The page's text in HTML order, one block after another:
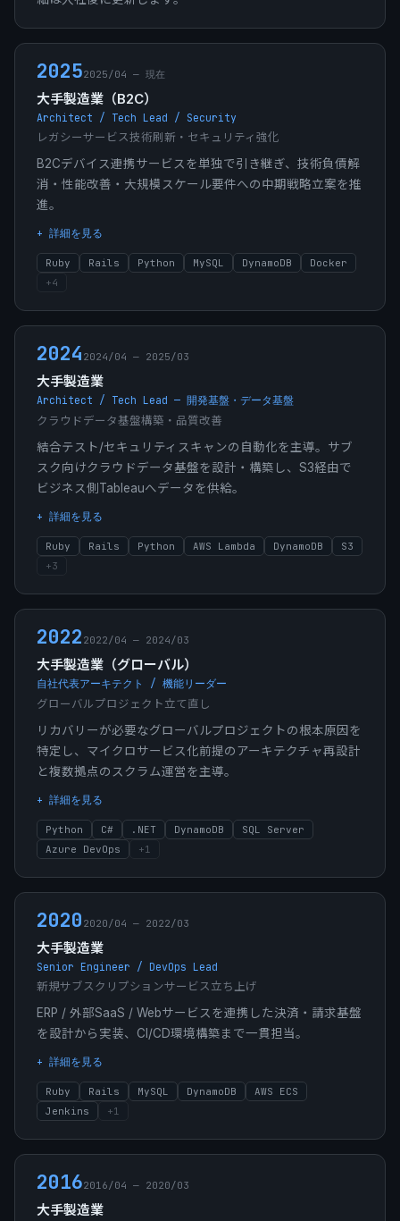
20252025/04 — 現在
大手製造業（B2C）
Architect / Tech Lead / Security
レガシーサービス技術刷新・セキュリティ強化
B2Cデバイス連携サービスを単独で引き継ぎ、技術負債解
消・性能改善・大規模スケール要件への中期戦略立案を推
進。
+ 詳細を見る
Ruby Rails Python MySQL DynamoDB
Docker
+4
2024 2024/04 — 2025/03
大手製造業
Architect / Tech Lead — 開発基盤・データ基盤
クラウドデータ基盤構築・品質改善
結合テスト/セキュリティスキャンの自動化を主導。サブ
スク向けクラウドデータ基盤を設計・構築し、S3経由で
ビジネス側Tableauへデータを供給。
+ 詳細を見る
Ruby Rails Python AWS Lambda DynamoDB
S3
+3
2022 2022/04 — 2024/03
大手製造業（グローバル）
自社代表アーキテクト / 機能リーダー
グローバルプロジェクト立て直し
リカバリーが必要なグローバルプロジェクトの根本原因を
特定し、マイクロサービス化前提のアーキテクチャ再設計
と複数拠点のスクラム運営を主導。
+ 詳細を見る
Python C# .NET DynamoDB
SQL Server
Azure DevOps
+1
2020 2020/04 — 2022/03
大手製造業
Senior Engineer / DevOps Lead
新規サブスクリプションサービス立ち上げ
ERP / 外部SaaS / Webサービスを連携した決済・請求基盤
を設計から実装、CI/CD環境構築まで一貫担当。
+ 詳細を見る
Ruby Rails MySQL DynamoDB
AWS ECS
Jenkins
+1
20162016/04 — 2020/03
大手製造業